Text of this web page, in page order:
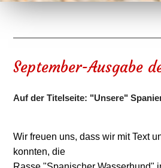
September-Ausgabe
Auf der Titelseite: "Unsere"
Wir freuen uns, dass wir mit Text
konnten, die